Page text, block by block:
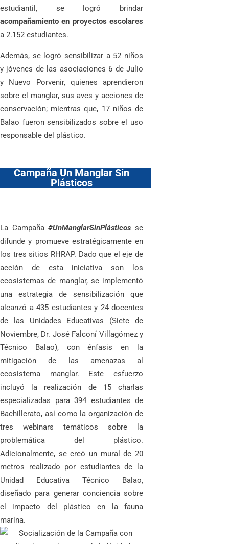
estudiantil, se logró brindar
acompañamiento en proyectos escolares
a 2.152 estudiantes.
Además, se logró sensibilizar a 52 niños
y jóvenes de las asociaciones 6 de Julio
y Nuevo Porvenir, quienes aprendieron
sobre el manglar, sus aves y acciones de
conservación; mientras que, 17 niños de
Balao fueron sensibilizados sobre el uso
responsable del plástico.
Campaña Un Manglar Sin
Plásticos
La Campaña#UnManglarSinPlásticos se
difunde y promueve estratégicamente en
los tres sitios RHRAP. Dado que el eje de
acción de esta iniciativa son los
ecosistemas de manglar, se implementó
una estrategia de sensibilización que
alcanzó a 435 estudiantes y 24 docentes
de las Unidades Educativas (Siete de
Noviembre, Dr. José Falconí Villagómez y
Técnico Balao), con énfasis en la
mitigación de las amenazas al
ecosistema manglar. Este esfuerzo
incluyó la realización de 15 charlas
especializadas para 394 estudiantes de
Bachillerato, así como la organización de
tres webinars temáticos sobre la
problemática del plástico.
Adicionalmente, se creó un mural de 20
metros realizado por estudiantes de la
Unidad Educativa Técnico Balao,
diseñado para generar conciencia sobre
el impacto del plástico en la fauna
marina.